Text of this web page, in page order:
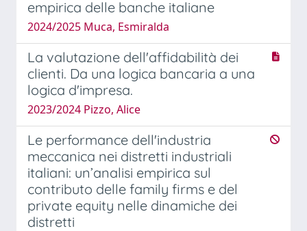
empirica delle banche italiane
2024/2025 Muca, Esmiralda
La valutazione dell'affidabilità dei
clienti. Da una logica bancaria a una
logica d'impresa.
2023/2024 Pizzo, Alice
Le performance dell'industria
meccanica nei distretti industriali
italiani: un’analisi empirica sul
contributo delle family firms e del
private equity nelle dinamiche dei
distretti